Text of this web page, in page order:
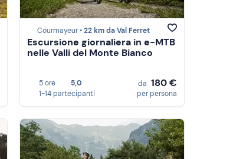
Courmayeur •22 km da Val Ferret
Escursione giornaliera in e-MTB
nelle Valli del Monte Bianco
5 ore
5,0
1-14 partecipanti
da 180 €
per persona